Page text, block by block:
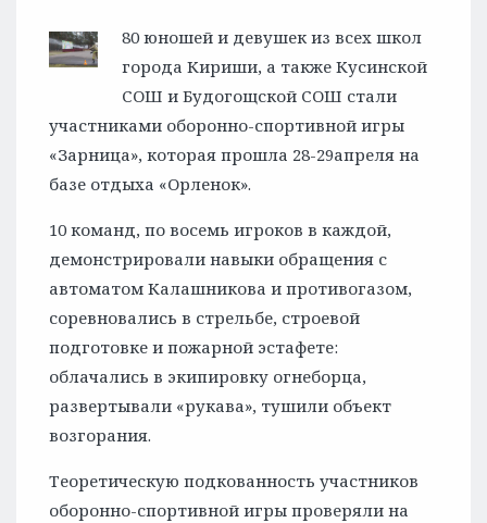
80 юношей и девушек из всех школ
города Кириши, а также Кусинской
СОШ и Будогощской СОШ стали
участниками оборонно-спортивной игры
«Зарница», которая прошла 28-29апреля на
базе отдыха «Орленок».
10 команд, по восемь игроков в каждой,
демонстрировали навыки обращения с
автоматом Калашникова и противогазом,
соревновались в стрельбе, строевой
подготовке и пожарной эстафете:
облачались в экипировку огнеборца,
развертывали «рукава», тушили объект
возгорания.
Теоретическую подкованность участников
оборонно-спортивной игры проверяли на